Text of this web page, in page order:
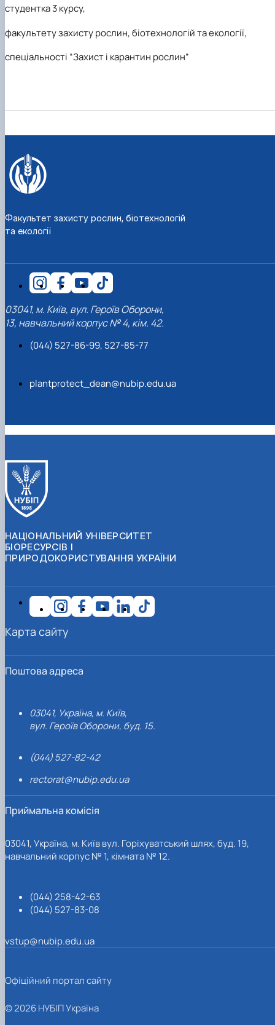
студентка 3 курсу,
факультету захисту рослин, біотехнологій та екології,
спеціальності “Захист і карантин рослин”
Факультет захисту рослин, біотехнологій
та екології
03041, м. Київ, вул. Героїв Оборони,
13, навчальний корпус № 4, кім. 42.
(044) 527-86-99, 527-85-77
plantprotect_dean@nubip.edu.ua
НАЦІОНАЛЬНИЙ УНІВЕРСИТЕТ
БІОРЕСУРСІВ І
ПРИРОДОКОРИСТУВАННЯ УКРАЇНИ
Поштова адреса
03041, Україна, м. Київ,
вул. Героїв Оборони, буд. 15.
(044) 527-82-42
rectorat@nubip.edu.ua
Приймальна комісія
03041, Україна, м. Київ вул. Горіхуватський шлях, буд. 19,
навчальний корпус № 1, кімната № 12.
(044) 258-42-63
(044) 527-83-08
vstup@nubip.edu.ua
Карта сайту
Офіційний портал сайту
© 2026 НУБІП Україна